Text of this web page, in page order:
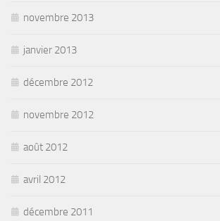
novembre 2013
janvier 2013
décembre 2012
novembre 2012
août 2012
avril 2012
décembre 2011